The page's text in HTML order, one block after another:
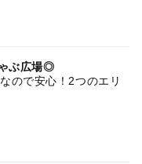
ぶ広場◎
ので安心！2つのエリ